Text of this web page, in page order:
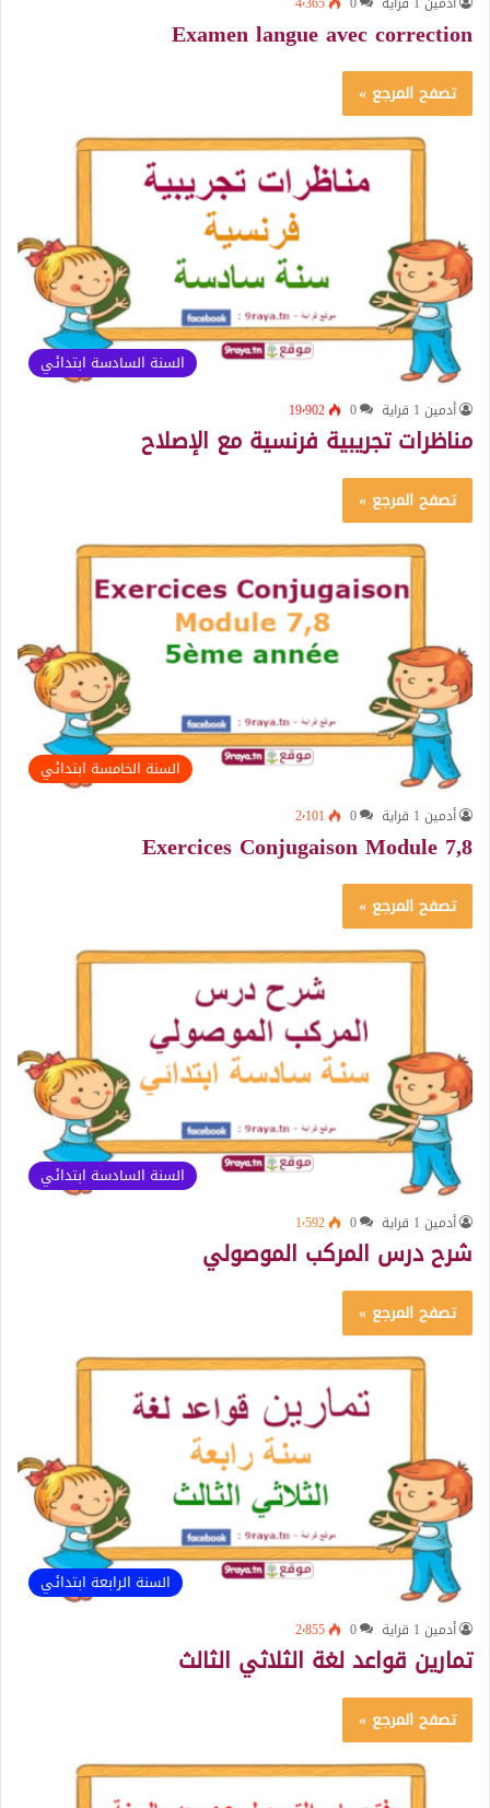
Examen langue avec correction
تصفح المرجع »
السنة السادسة ابتدائي
أدمين 1 قراية 0 19٬902
مناظرات تجريبية فرنسية مع الإصلاح
تصفح المرجع »
السنة الخامسة ابتدائي
أدمين 1 قراية 0 2٬101
Exercices Conjugaison Module 7,8
تصفح المرجع »
السنة السادسة ابتدائي
أدمين 1 قراية 0 1٬592
شرح درس المركب الموصولي
تصفح المرجع »
السنة الرابعة ابتدائي
أدمين 1 قراية 0 2٬855
تمارين قواعد لغة الثلاثي الثالث
تصفح المرجع »